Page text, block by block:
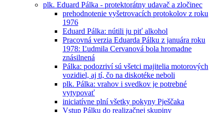
plk. Eduard Pálka - protektorátny udavač a zločinec
prehodnotenie vyšetrovacích protokolov z roku
1976
Eduard Pálka: nútili ju piť alkohol
Pracovná verzia Eduarda Pálku z januára roku
1978: Ľudmila Cervanová bola hromadne
znásilnená
Pálka: podozriví sú všetci majitelia motorových
vozidiel, aj tí, čo na diskotéke neboli
plk. Pálka: vrahov i svedkov je potrebné
vytypovať
iniciatívne plní všetky pokyny Pješčaka
Vstup Pálku do realizačnej skupiny